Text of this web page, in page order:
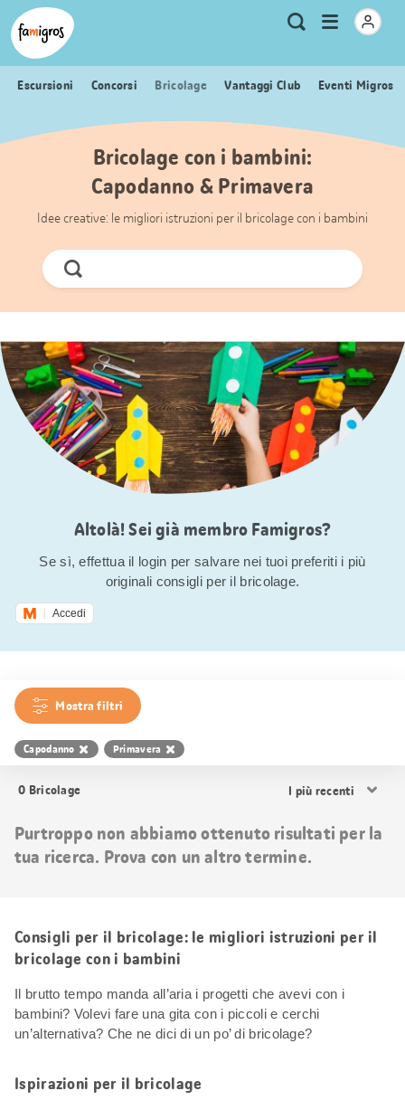
Navigazione
segnalibri
Header
Logo Metanavigazione
Ricerca
Apri
menu
Escursioni Concorsi Bricolage Vantaggi Club Eventi Migros
Bricolage con i bambini:
Capodanno & Primavera
Idee creative: le migliori istruzioni per il bricolage con i bambini
Cerca
ora
Altolà! Sei già membro Famigros?
Se sì, effettua il login per salvare nei tuoi preferiti i più
originali consigli per il bricolage.
Accedi
Mostra filtri
Capodanno Primavera
0 Bricolage
i
Purtroppo non abbiamo ottenuto risultati per la
tua ricerca. Prova con un altro termine.
Consigli per il bricolage: le migliori istruzioni per il
bricolage con i bambini
Il brutto tempo manda all’aria i progetti che avevi con i
bambini? Volevi fare una gita con i piccoli e cerchi
un’alternativa? Che ne dici di un po’ di bricolage?
Ispirazioni per il bricolage